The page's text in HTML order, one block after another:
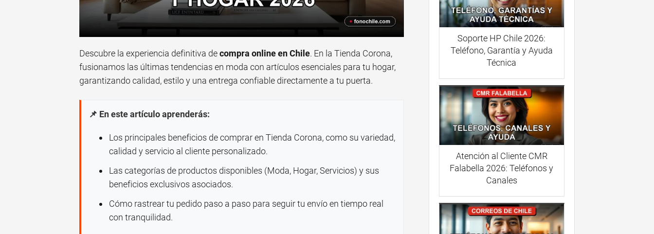
Descubre la experiencia definitiva decompra online en Chile. En la Tienda Corona,
fusionamos las últimas tendencias en moda con artículos esenciales para tu hogar,
garantizando calidad, estilo y una entrega confiable directamente a tu puerta.
📌 En este artículo aprenderás:
Los principales beneficios de comprar en Tienda Corona, como su variedad,
calidad y servicio al cliente personalizado.
Las categorías de productos disponibles (Moda, Hogar, Servicios) y sus
beneficios exclusivos asociados.
Cómo rastrear tu pedido paso a paso para seguir tu envío en tiempo real
con tranquilidad.
Soporte HP Chile 2026:
Teléfono, Garantía y Ayuda
Técnica
Atención al Cliente CMR
Falabella 2026: Teléfonos y
Canales